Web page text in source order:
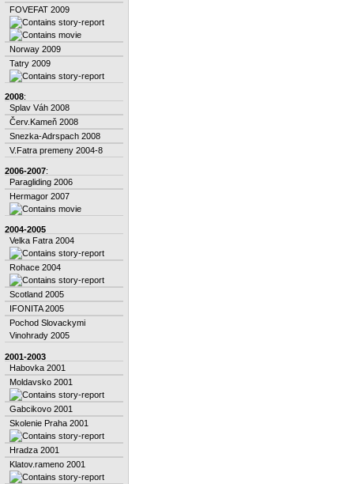
FOVEFAT 2009
Norway 2009
Tatry 2009
2008:
Splav Váh 2008
Červ.Kameň 2008
Snezka-Adrspach 2008
V.Fatra premeny 2004-8
2006-2007:
Paragliding 2006
Hermagor 2007
2004-2005
Velka Fatra 2004
Rohace 2004
Scotland 2005
IFONITA 2005
Pochod Slovackymi
Vinohrady 2005
2001-2003
Habovka 2001
Moldavsko 2001
Gabcikovo 2001
Skolenie Praha 2001
Hradza 2001
Klatov.rameno 2001